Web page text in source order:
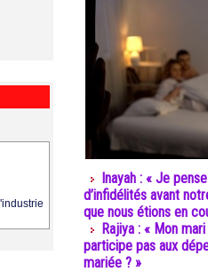
Inayah : « Je
d’infidélités avant
que nous étions en
Rajiya : « Mon
participe pas aux
mariée ? »